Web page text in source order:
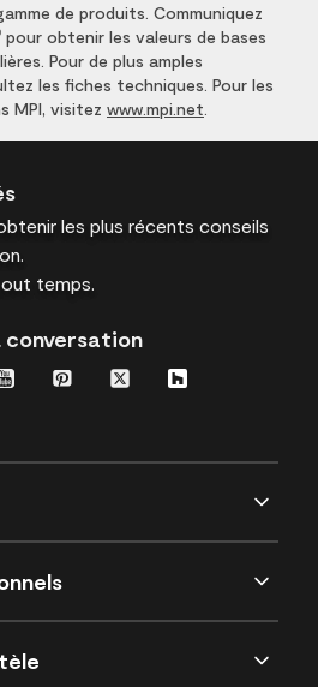
de produits. Communiquez
pour obtenir les valeurs de bases
Pour de plus amples
les fiches techniques. Pour les
MPI, visitez www.mpi.net
les plus récents conseils
temps.
conversation